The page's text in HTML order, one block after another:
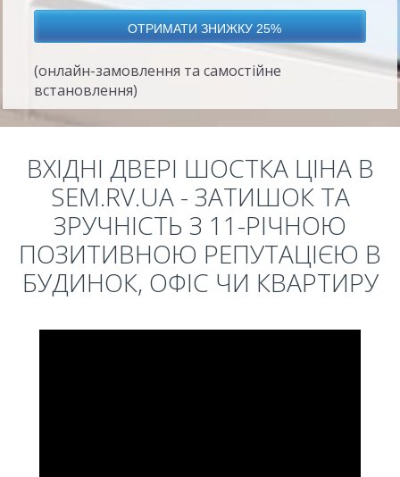
(онлайн-замовлення та самостійне
встановлення)
ВХІДНІ ДВЕРІ ШОСТКА ЦІНА В
SEM.RV.UA - ЗАТИШОК ТА
ЗРУЧНІСТЬ З 11-РІЧНОЮ
ПОЗИТИВНОЮ РЕПУТАЦІЄЮ В
БУДИНОК, ОФІС ЧИ КВАРТИРУ